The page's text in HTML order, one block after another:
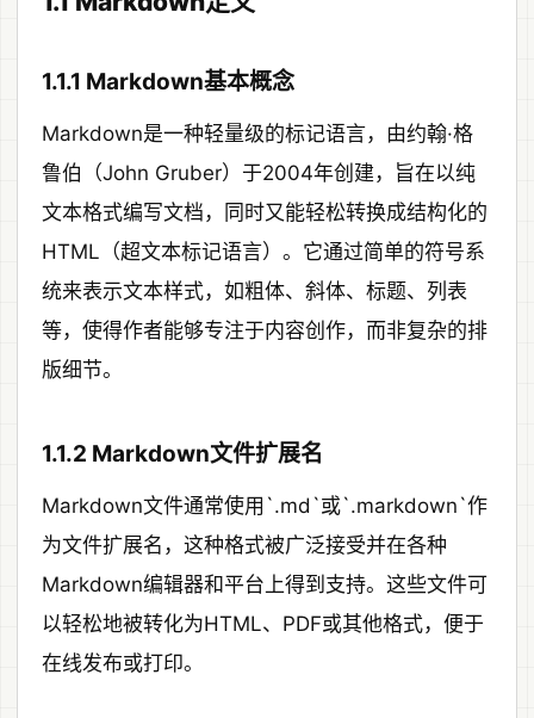
1.1.1 Markdown基本概念
Markdown是一种轻量级的标记语言，由约翰·格
鲁伯（John Gruber）于2004年创建，旨在以纯
文本格式编写文档，同时又能轻松转换成结构化的
HTML（超文本标记语言）。它通过简单的符号系
统来表示文本样式，如粗体、斜体、标题、列表
等，使得作者能够专注于内容创作，而非复杂的排
版细节。
1.1.2 Markdown文件扩展名
Markdown文件通常使用`.md`或`.markdown`作
为文件扩展名，这种格式被广泛接受并在各种
Markdown编辑器和平台上得到支持。这些文件可
以轻松地被转化为HTML、PDF或其他格式，便于
在线发布或打印。